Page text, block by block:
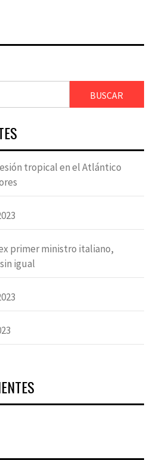
tropical en el Atlántico
primer ministro italiano,
igual